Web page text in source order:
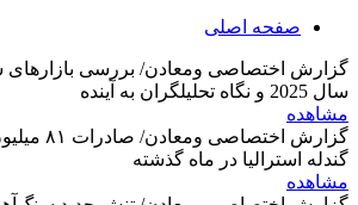
صفحه اصلی
گزارش اختصاصی ومعادن/ بررسی
سال 2025 و نگاه تحلیلگران به آینده
مشاهده
گزارش
گندله استرالیا در ماه گذشته
مشاهده